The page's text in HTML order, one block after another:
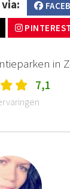
PINTEREST
in
7,1